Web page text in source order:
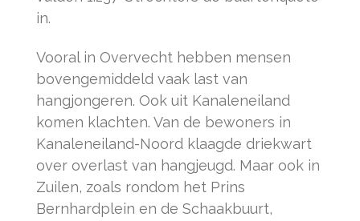
in.
Vooral in Overvecht hebben mensen
bovengemiddeld vaak last van
hangjongeren. Ook uit Kanaleneiland
komen klachten. Van de bewoners in
Kanaleneiland-Noord klaagde driekwart
over overlast van hangjeugd. Maar ook in
Zuilen, zoals rondom het Prins
Bernhardplein en de Schaakbuurt,